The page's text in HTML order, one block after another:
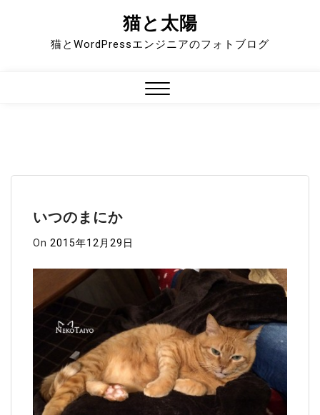
猫と太陽
猫とWordPressエンジニアのフォトブログ
いつのまにか
On 2015年12月29日